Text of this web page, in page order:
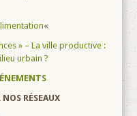
«
» – La ville productive :
urbain ?
RÉSEAUX